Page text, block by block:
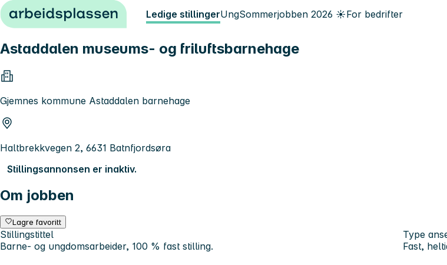
Hopp til innhold Ledige stillingerUngSommerjobben 2026 ☀️For bedrifter
Astaddalen museums- og friluftsbarnehage
Gjemnes kommune Astaddalen barnehage
Haltbrekkvegen 2, 6631 Batnfjordsøra
Stillingsannonsen er inaktiv.
Om jobben
Lagre favoritt
Stillingstittel
Barne- og ungdomsarbeider, 100 % fast stilling.
Type
Fast,